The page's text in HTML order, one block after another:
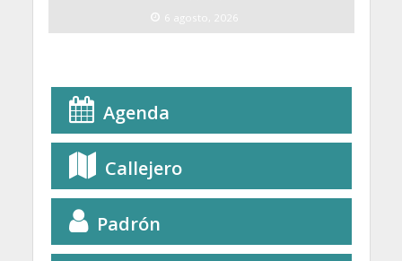
6 agosto, 2026
Agenda
Callejero
Padrón